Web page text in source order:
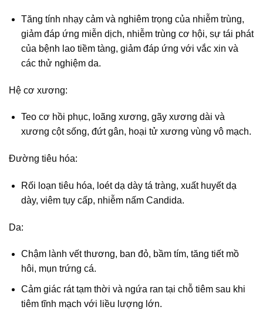
Tăng tính nhạy cảm và nghiêm trọng của nhiễm trùng,
giảm đáp ứng miễn dịch, nhiễm trùng cơ hội, sự tái phát
của bệnh lao tiềm tàng, giảm đáp ứng với vắc xin và
các thử nghiệm da.
Hệ cơ xương:
Teo cơ hồi phục, loãng xương, gãy xương dài và
xương cột sống, đứt gân, hoại tử xương vùng vô mạch.
Đường tiêu hóa:
Rối loạn tiêu hóa, loét dạ dày tá tràng, xuất huyết dạ
dày, viêm tụy cấp, nhiễm nấm Candida.
Da:
Chậm lành vết thương, ban đỏ, bầm tím, tăng tiết mồ
hôi, mụn trứng cá.
Cảm giác rát tạm thời và ngứa ran tại chỗ tiêm sau khi
tiêm tĩnh mạch với liều lượng lớn.